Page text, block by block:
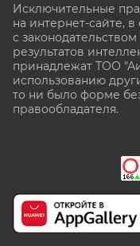
Исключительные
на интернет-сайте, в
с
результатов
принадлежат ТОО
использованию
то ни было форме
правообладателя.